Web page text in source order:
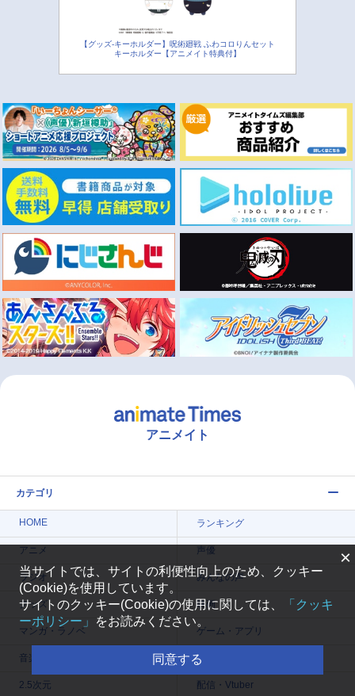
【グッズ-キーホルダー】呪術廻戦 ふわコロりんセット
キーホルダー【アニメイト特典付】
アニメイト
カテゴリ
HOME ランキング
アニメ 声優
ラジオ みんなの声
グッズ 映画
マンガ・ラノベ ゲーム・アプリ
音楽 コスプレ
2.5次元 配信・Vtuber
×
当サイトでは、サイトの利便性向上のため、クッキー
(Cookie)を使用しています。
サイトのクッキー(Cookie)の使用に関しては、
「クッキ
ーポリシー」
をお読みください。
同意する